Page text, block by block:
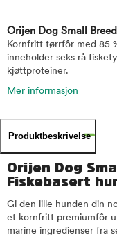
Orijen Dog Small
Kornfritt tørrfôr med 85
inneholder seks rå
kjøttproteiner.
Mer informasjon
Produktbeskrivelse
Orijen Dog
Fiskebasert
Gi den lille hunden din
et kornfritt premiumfôr
marine ingredienser fra